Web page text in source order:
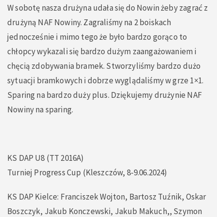
W sobotę nasza drużyna udała się do Nowin żeby zagrać z
drużyną NAF Nowiny. Zagraliśmy na 2 boiskach
jednocześnie i mimo tego że było bardzo gorąco to
chłopcy wykazali się bardzo dużym zaangażowaniem i
chęcią zdobywania bramek. Stworzyliśmy bardzo dużo
sytuacji bramkowych i dobrze wyglądaliśmy w grze 1×1.
Sparing na bardzo duży plus. Dziękujemy drużynie NAF
Nowiny na sparing.
KS DAP U8 (TT 2016A)
Turniej Progress Cup (Kleszczów, 8-9.06.2024)
KS DAP Kielce: Franciszek Wojton, Bartosz Tuźnik, Oskar
Boszczyk, Jakub Konczewski, Jakub Makuch,, Szymon